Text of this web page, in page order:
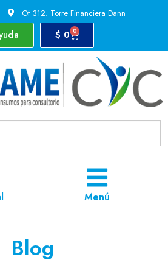
Of 312. Torre Financiera Dann
$ 0 0
Menú
Blog